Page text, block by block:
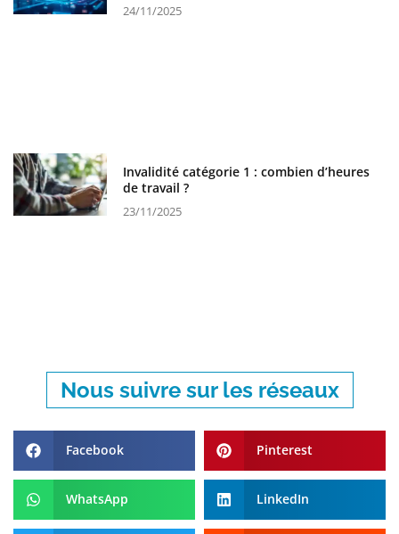
24/11/2025
Invalidité catégorie 1 : combien d’heures
de travail ?
23/11/2025
Nous suivre sur les réseaux
Facebook Pinterest
WhatsApp LinkedIn